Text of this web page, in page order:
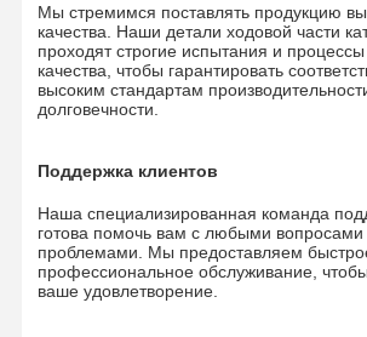
Мы стремимся поставлять продукцию
качества. Наши детали ходовой части
проходят строгие испытания и процессы
качества, чтобы гарантировать
высоким стандартам
долговечности.
Поддержка клиентов
Наша специализированная команда
готова помочь вам с любыми вопросами
проблемами. Мы предоставляем
профессиональное обслуживание,
ваше удовлетворение.